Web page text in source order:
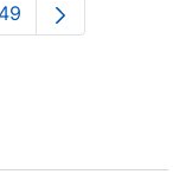
intermedias Use
Páxina
49